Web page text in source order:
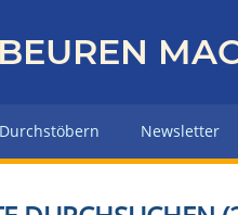
Durchstöbern Newsletter